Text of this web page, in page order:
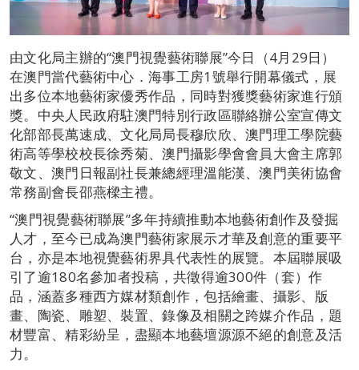
由文化局主辦的“澳門視覺藝術聯展”今日（4月29日）
在澳門當代藝術中心．海事工房1號舉行開幕儀式，展
出多位本地藝術家優秀作品，同時對獲獎藝術家進行頒
獎。中央人民政府駐澳門特別行政區聯絡辦公室宣傳文
化部部長萬速成、文化局局長穆欣欣、澳門理工學院藝
術高等學校校長徐秀菊、澳門攝影學會會員大會主席郭
敬文、澳門日報副社長兼總經理溫能漢、澳門美術協會
常務副會長邵燕樑主禮。
“澳門視覺藝術聯展”多年持續推動本地藝術創作及發掘
人才，至今已成為澳門藝術家展示才華及創意的重要平
台，亦是本地視覺藝術界具代表性的展覽。本屆聯展吸
引了逾180名參加者投稿，共徵得逾300件（套）作
品，涵蓋多種西方媒材類創作，包括繪畫、攝影、版
畫、陶瓷、雕塑、裝置、錄像及相關之跨媒介作品，題
材豐富、精彩紛呈，盡顯本地藝壇源源不絕的創意及活
力。